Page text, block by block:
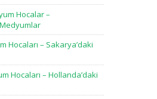
Hocalar –
Hocaları – Sakarya’daki
Hocaları – Hollanda’daki